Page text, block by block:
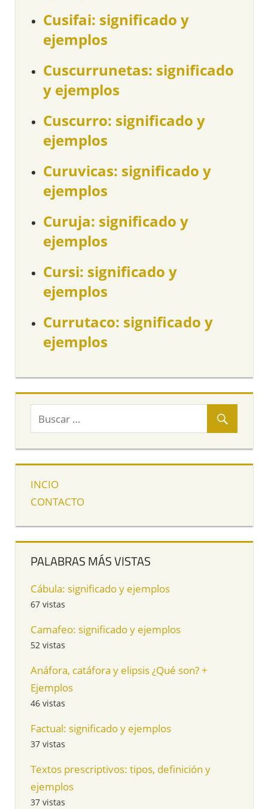
Cusifai: significado y
ejemplos
Cuscurrunetas: significado
y ejemplos
Cuscurro: significado y
ejemplos
Curuvicas: significado y
ejemplos
Curuja: significado y
ejemplos
Cursi: significado y
ejemplos
Currutaco: significado y
ejemplos
INCIO
CONTACTO
PALABRAS MÁS VISTAS
Cábula: significado y ejemplos
67 vistas
Camafeo: significado y ejemplos
52 vistas
Anáfora, catáfora y elipsis ¿Qué son? +
Ejemplos
46 vistas
Factual: significado y ejemplos
37 vistas
Textos prescriptivos: tipos, definición y
ejemplos
37 vistas